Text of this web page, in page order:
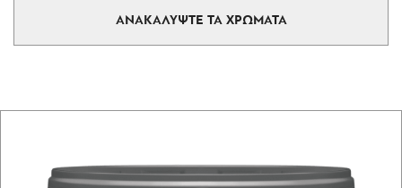
ΑΝΑΚΑΛΥΨΤΕ ΤΑ ΧΡΩΜΑΤΑ